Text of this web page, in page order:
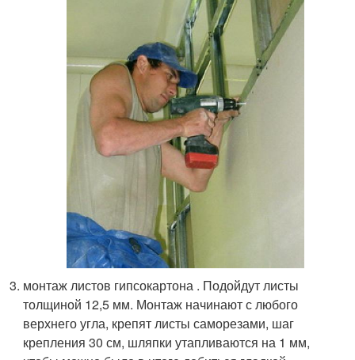
монтаж листов гипсокартона . Подойдут листы
толщиной 12,5 мм. Монтаж начинают с любого
верхнего угла, крепят листы саморезами, шаг
крепления 30 см, шляпки утапливаются на 1 мм,